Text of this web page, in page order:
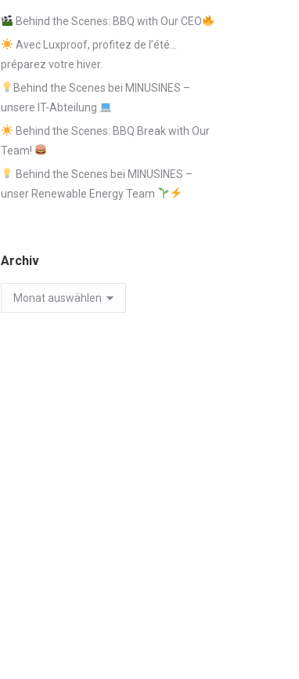
Behind the Scenes: BBQ with Our CEO
Avec Luxproof, profitez de l’été…
préparez votre hiver.
Behind the Scenes bei MINUSINES –
unsere IT-Abteilung
Behind the Scenes: BBQ Break with Our
Team!
Behind the Scenes bei MINUSINES –
unser Renewable Energy Team
Archiv
Archiv